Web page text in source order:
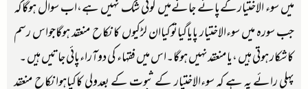
میں سوء الاختیارکےپائے جانےمیں کوئی شک نہیں ہے،اب سوال ہوگاکہ
جب سورہ میں سوءالاختیار پایاگیاتوکیاان لڑکیوں کانکاح منعقد ہوگاجواس رسم
کاشکار ہوتی ہیں ،یامنعقدنہیں ہوگا۔اس میں فقہاء کی دوآراءپائی جاتیں ہیں ۔
پہلی رائے یہ ہے کہ سوءالاختیار کے ثبوت کے بعدولی کاکیاہوانکاح منعقد